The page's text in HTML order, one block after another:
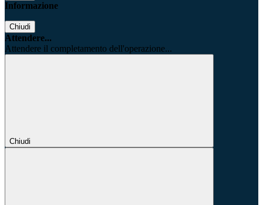
Informazione
Chiudi
Attendere...
Attendere il completamento dell'operazione...
Chiudi